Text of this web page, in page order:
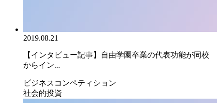
2019.08.21
【インタビュー記事】自由学園卒業の代表功能が同校
からイン...
ビジネスコンペティション
社会的投資